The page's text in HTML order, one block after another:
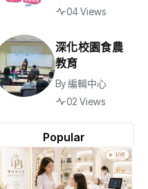
Popular
04 Views
深化校園食農
教育
By編輯中心
02 Views